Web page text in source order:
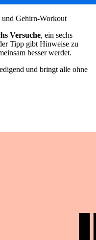
und Gehirn-Workout
Versuche, ein sechs
Tipp gibt Hinweise zu
besser werdet.
und bringt alle ohne